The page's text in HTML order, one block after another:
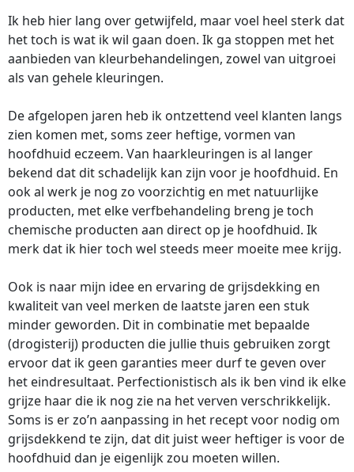
Ik heb hier lang over getwijfeld, maar voel heel sterk dat
het toch is wat ik wil gaan doen. Ik ga stoppen met het
aanbieden van kleurbehandelingen, zowel van uitgroei
als van gehele kleuringen.
De afgelopen jaren heb ik ontzettend veel klanten langs
zien komen met, soms zeer heftige, vormen van
hoofdhuid eczeem. Van haarkleuringen is al langer
bekend dat dit schadelijk kan zijn voor je hoofdhuid. En
ook al werk je nog zo voorzichtig en met natuurlijke
producten, met elke verfbehandeling breng je toch
chemische producten aan direct op je hoofdhuid. Ik
merk dat ik hier toch wel steeds meer moeite mee krijg.
Ook is naar mijn idee en ervaring de grijsdekking en
kwaliteit van veel merken de laatste jaren een stuk
minder geworden. Dit in combinatie met bepaalde
(drogisterij) producten die jullie thuis gebruiken zorgt
ervoor dat ik geen garanties meer durf te geven over
het eindresultaat. Perfectionistisch als ik ben vind ik elke
grijze haar die ik nog zie na het verven verschrikkelijk.
Soms is er zo’n aanpassing in het recept voor nodig om
grijsdekkend te zijn, dat dit juist weer heftiger is voor de
hoofdhuid dan je eigenlijk zou moeten willen.